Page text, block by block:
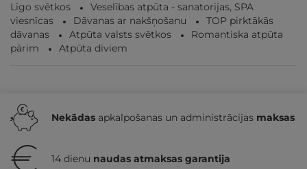
Līgo svētkos
Veselības atpūta - sanatorijas, SPA
viesnīcas
Dāvanas ar nakšņošanu
TOP pirktākās
dāvanas
Atpūta valsts svētkos
Romantiska atpūta
pārim
Atpūta diviem
Nekādas apkalpošanas un administrācijas maksas
14 dienu naudas atmaksas garantija